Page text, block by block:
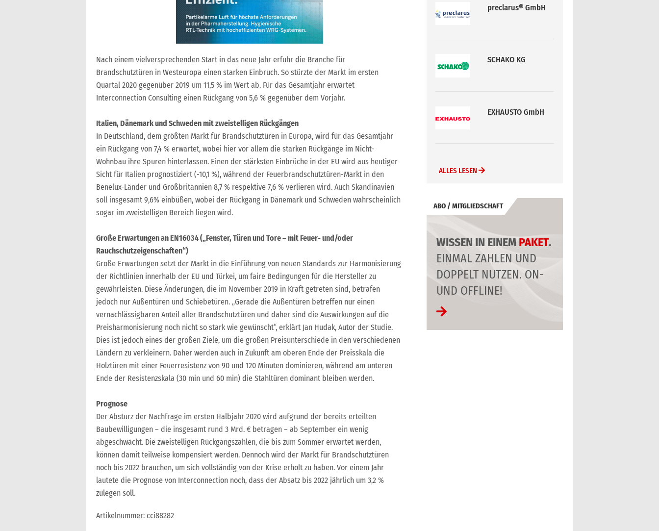
Nach einem vielversprechenden Start in das neue Jahr erfuhr die Branche für
Brandschutztüren in Westeuropa einen starken Einbruch. So stürzte der Markt im ersten
Quartal 2020 gegenüber 2019 um 11,5 % im Wert ab. Für das Gesamtjahr erwartet
Interconnection Consulting einen Rückgang von 5,6 % gegenüber dem Vorjahr.
Italien, Dänemark und Schweden mit zweistelligen Rückgängen
In Deutschland, dem größten Markt für Brandschutztüren in Europa, wird für das Gesamtjahr
ein Rückgang von 7,4 % erwartet, wobei hier vor allem die starken Rückgänge im Nicht-
Wohnbau ihre Spuren hinterlassen. Einen der stärksten Einbrüche in der EU wird aus heutiger
Sicht für Italien prognostiziert (-10,1 %), während der Feuerbrandschutztüren-Markt in den
Benelux-Länder und Großbritannien 8,7 % respektive 7,6 % verlieren wird. Auch Skandinavien
soll insgesamt 9,6% einbüßen, wobei der Rückgang in Dänemark und Schweden wahrscheinlich
sogar im zweistelligen Bereich liegen wird.
Große Erwartungen an EN16034 („Fenster, Türen und Tore – mit Feuer- und/oder
Rauchschutzeigenschaften“)
Große Erwartungen setzt der Markt in die Einführung von neuen Standards zur Harmonisierung
der Richtlinien innerhalb der EU und Türkei, um faire Bedingungen für die Hersteller zu
gewährleisten. Diese Änderungen, die im November 2019 in Kraft getreten sind, betrafen
jedoch nur Außentüren und Schiebetüren. „Gerade die Außentüren betreffen nur einen
vernachlässigbaren Anteil aller Brandschutztüren und daher sind die Auswirkungen auf die
Preisharmonisierung noch nicht so stark wie gewünscht“, erklärt Jan Hudak, Autor der Studie.
Dies ist jedoch eines der großen Ziele, um die großen Preisunterschiede in den verschiedenen
Ländern zu verkleinern. Daher werden auch in Zukunft am oberen Ende der Preisskala die
Holztüren mit einer Feuerresistenz von 90 und 120 Minuten dominieren, während am unteren
Ende der Resistenzskala (30 min und 60 min) die Stahltüren dominant bleiben werden.
Prognose
Der Absturz der Nachfrage im ersten Halbjahr 2020 wird aufgrund der bereits erteilten
Baubewilligungen – die insgesamt rund 3 Mrd. € betragen – ab September ein wenig
abgeschwächt. Die zweistelligen Rückgangszahlen, die bis zum Sommer erwartet werden,
können damit teilweise kompensiert werden. Dennoch wird der Markt für Brandschutztüren
noch bis 2022 brauchen, um sich vollständig von der Krise erholt zu haben. Vor einem Jahr
lautete die Prognose von Interconnection noch, dass der Absatz bis 2022 jährlich um 3,2 %
zulegen soll.
Artikelnummer: cci88282
SCHAKO KG
EXHAUSTO GmbH
Viega Deutschland
ALLES LESEN
ABO / MITGLIEDSCHAFT
WISSEN IN EINEM PAKET.
EINMAL ZAHLEN UND
DOPPELT NUTZEN. ON-
UND OFFLINE!